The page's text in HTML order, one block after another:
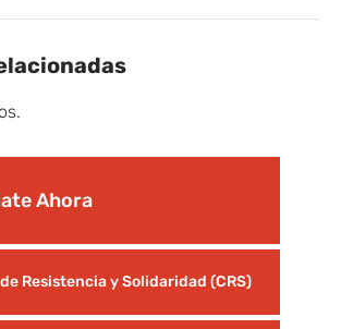
Ahora
Resistencia y Solidaridad (CRS)